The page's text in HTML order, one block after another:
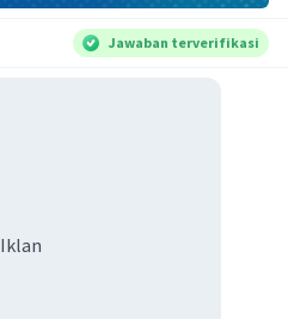
Jawaban terverifikasi
Iklan